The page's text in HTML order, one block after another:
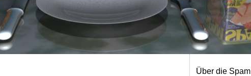
Über die Spam